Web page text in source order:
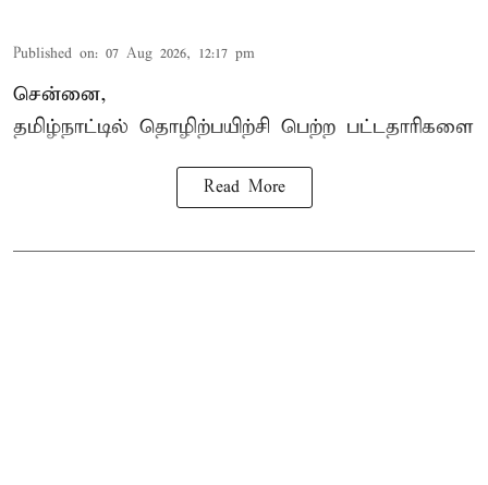
Published on: 07 Aug 2026, 12:17 pm
சென்னை,
தமிழ்நாட்டில் தொழிற்பயிற்சி பெற்ற பட்டதாரிகளை
Read More